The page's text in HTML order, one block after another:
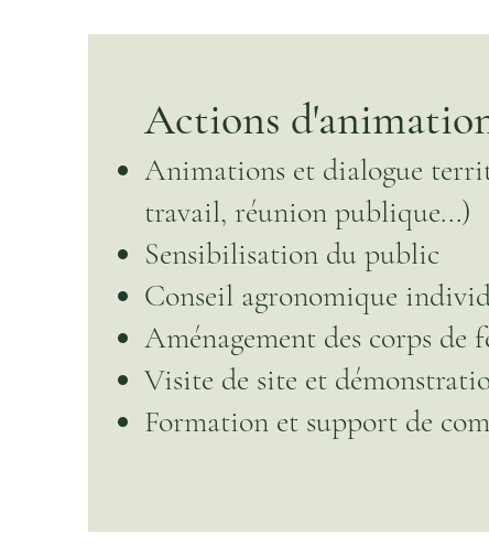
Actions
Animations et dialogue
travail, réunion publique...)
Sensibilisation du public
Conseil agronomique
Aménagement des corps de
Visite de site et
Formation et support de